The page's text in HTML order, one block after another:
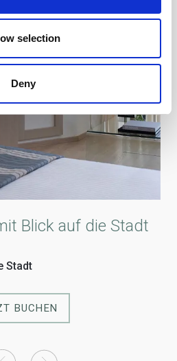
selection
Deny
Blick auf die Stadt
Stadt
BUCHEN